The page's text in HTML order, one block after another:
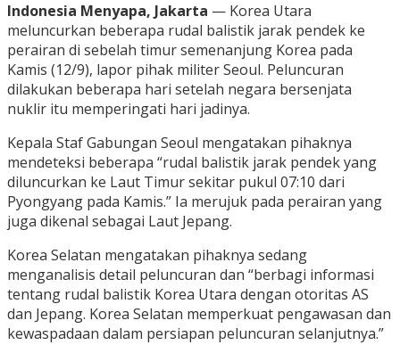
Indonesia Menyapa, Jakarta — Korea Utara
meluncurkan beberapa rudal balistik jarak pendek ke
perairan di sebelah timur semenanjung Korea pada
Kamis (12/9), lapor pihak militer Seoul. Peluncuran
dilakukan beberapa hari setelah negara bersenjata
nuklir itu memperingati hari jadinya.
Kepala Staf Gabungan Seoul mengatakan pihaknya
mendeteksi beberapa “rudal balistik jarak pendek yang
diluncurkan ke Laut Timur sekitar pukul 07:10 dari
Pyongyang pada Kamis.” Ia merujuk pada perairan yang
juga dikenal sebagai Laut Jepang.
Korea Selatan mengatakan pihaknya sedang
menganalisis detail peluncuran dan “berbagi informasi
tentang rudal balistik Korea Utara dengan otoritas AS
dan Jepang. Korea Selatan memperkuat pengawasan dan
kewaspadaan dalam persiapan peluncuran selanjutnya.”